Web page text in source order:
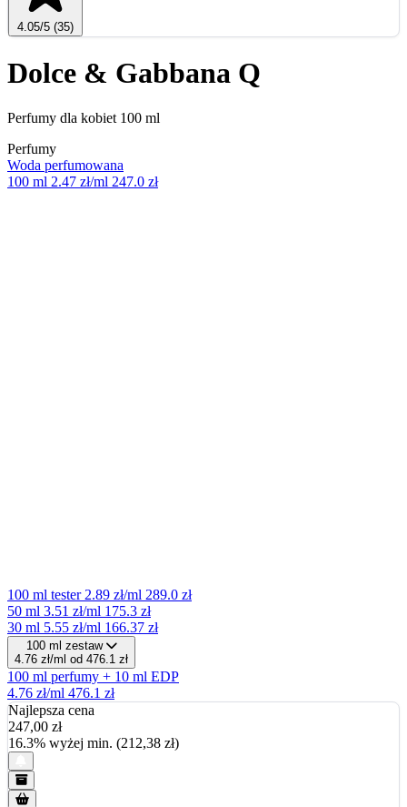
4.05/5 (35)
Dolce & Gabbana Q
Perfumy dla kobiet 100 ml
Perfumy
Woda perfumowana
100 ml 2.47 zł/ml 247.0 zł
100 ml tester 2.89 zł/ml 289.0 zł
50 ml 3.51 zł/ml 175.3 zł
30 ml 5.55 zł/ml 166.37 zł
100 ml zestaw
4.76 zł/ml od 476.1 zł
100 ml perfumy + 10 ml EDP
4.76 zł/ml 476.1 zł
Najlepsza cena
247,00 zł
16.3% wyżej min. (212,38 zł)